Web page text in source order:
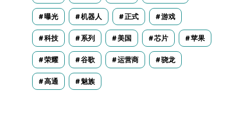
曝光 机器人 正式 游戏
科技 系列 美国 芯片 苹果
荣耀 谷歌 运营商 骁龙
高通 魅族